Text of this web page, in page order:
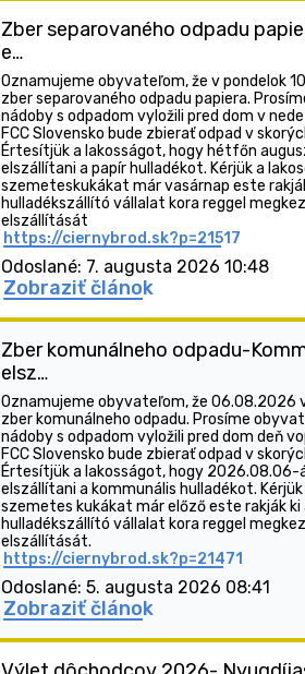
Zber separovaného odpadu
e…
Oznamujeme obyvateľom, že v pondelok
zber separovaného odpadu papiera.
nádoby s odpadom vyložili pred dom v
FCC Slovensko bude zbierať odpad v
Értesítjük a lakosságot, hogy hétfőn
elszállítani a papír hulladékot. Kérjük a
szemeteskukákat már vasárnap este
hulladékszállító vállalat kora reggel
elszállítását
https://ciernybrod.sk?p=21517
Odoslané: 7. augusta 2026 10:48
Zobraziť článok
Zber komunálneho odpadu-
elsz…
Oznamujeme obyvateľom, že 06.08.2026
zber komunálneho odpadu. Prosíme
nádoby s odpadom vyložili pred dom deň
FCC Slovensko bude zbierať odpad v
Értesítjük a lakosságot, hogy
elszállítani a kommunális hulladékot.
szemetes kukákat már előző este rakják ki
hulladékszállító vállalat kora reggel
elszállítását.
https://ciernybrod.sk?p=21471
Odoslané: 5. augusta 2026 08:41
Zobraziť článok